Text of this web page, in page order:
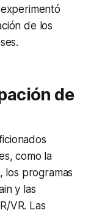
de los
de
como la
los programas
y las
VR. Las